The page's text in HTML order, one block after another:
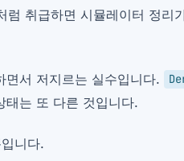
취급하면 시뮬레이터 정리
서 저지르는 실수입니다.
태는 또 다른 것입니다.
니다.